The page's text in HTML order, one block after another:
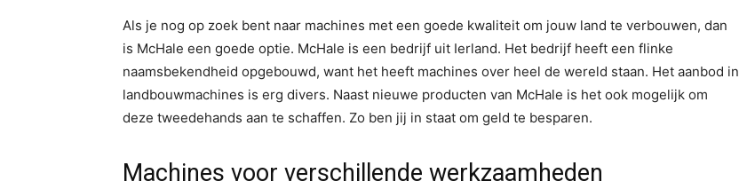
Als je nog op zoek bent naar machines met een goede kwaliteit om jouw land te verbouwen, dan
is McHale een goede optie. McHale is een bedrijf uit Ierland. Het bedrijf heeft een flinke
naamsbekendheid opgebouwd, want het heeft machines over heel de wereld staan. Het aanbod in
landbouwmachines is erg divers. Naast nieuwe producten van McHale is het ook mogelijk om
deze tweedehands aan te schaffen. Zo ben jij in staat om geld te besparen.
Machines voor verschillende werkzaamheden